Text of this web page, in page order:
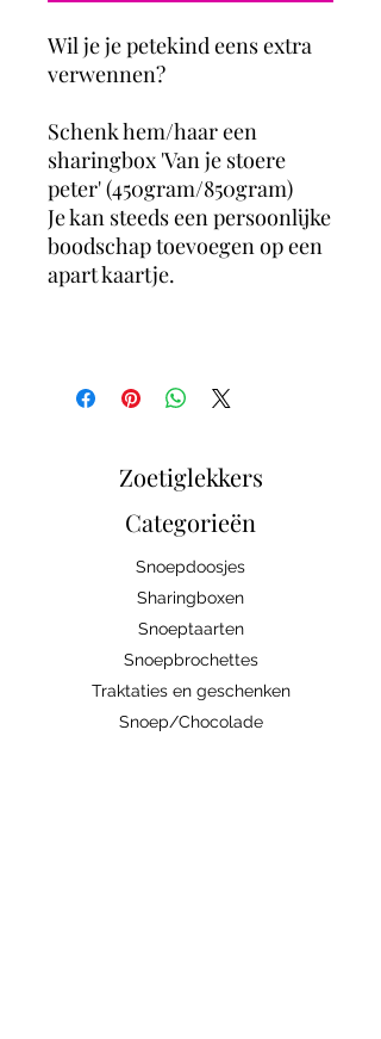
Wil je je petekind eens extra
verwennen?
Schenk hem/haar een
sharingbox 'Van je stoere
peter' (450gram/850gram)
Je kan steeds een persoonlijke
boodschap toevoegen op een
apart kaartje.
Zoetiglekkers
Categorieën
Snoepdoosjes
Sharingboxen
Snoeptaarten
Snoepbrochettes
Traktaties en geschenken
Snoep/Chocolade